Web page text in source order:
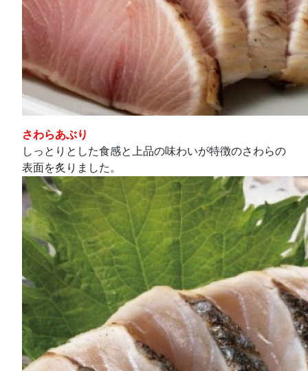
さわらあぶり
しっとりとした食感と上品の味わいが特徴のさわらの
表面を炙りました。